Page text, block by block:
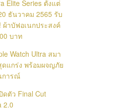
Elite Series ตั้งแต่
ธันวาคม 2565 รับ
าบัฟอเนกประสงค์
บาท
Watch Ultra สมา
แกร่ง พร้อมผจญภัย
การณ์
ดตัว Final Cut
2.0